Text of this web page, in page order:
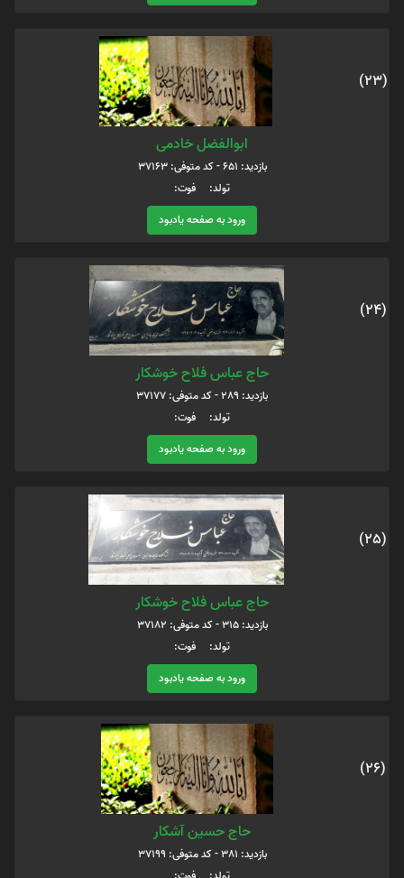
(23)
ابوالفضل خادمی
بازدید: 651 - کد متوفی: 37163
تولد: فوت:
ورود به صفحه یادبود
(24)
حاج عباس فلاح خوشکار
بازدید: 289 - کد متوفی: 37177
تولد: فوت:
ورود به صفحه یادبود
(25)
حاج عباس فلاح خوشکار
بازدید: 315 - کد متوفی: 37182
تولد: فوت:
ورود به صفحه یادبود
(26)
حاج حسین آشکار
بازدید: 381 - کد متوفی: 37199